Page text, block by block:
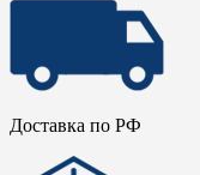
Доставка по РФ